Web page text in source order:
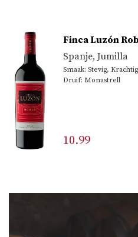
Finca Luzón
Spanje,Jumilla
Smaak: Stevig,
Druif: Monastrell
10.99